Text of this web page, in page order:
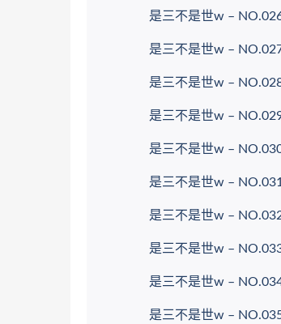
是三不是世w – NO.026
是三不是世w – NO.027
是三不是世w – NO.028
是三不是世w – NO.029
是三不是世w – NO.030
是三不是世w – NO.031
是三不是世w – NO.032
是三不是世w – NO.033
是三不是世w – NO.034
是三不是世w – NO.035